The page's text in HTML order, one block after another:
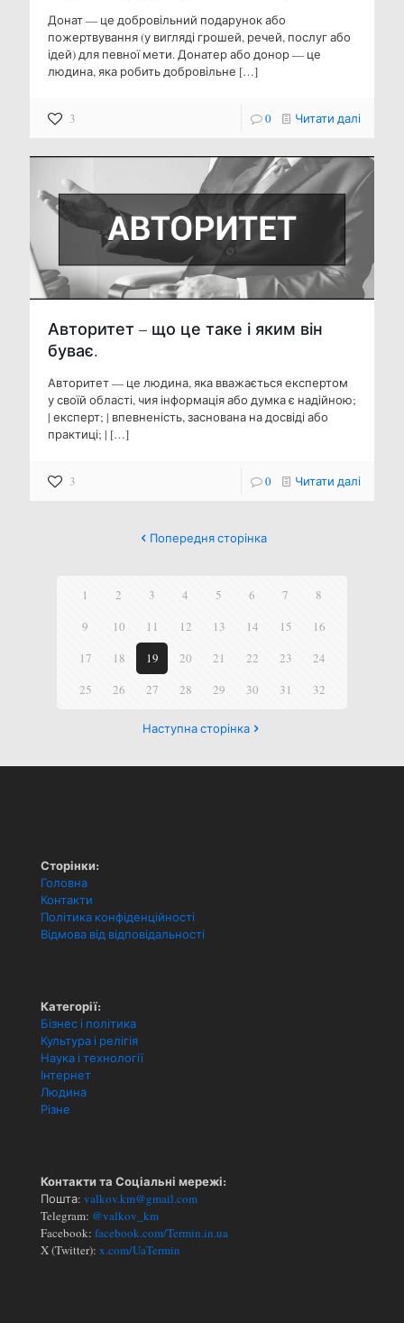
Донат — це добровільний подарунок або
пожертвування (у вигляді грошей, речей, послуг або
ідей) для певної мети. Донатер або донор — це
людина, яка робить добровільне […]
3 0 Читати далі
Авторитет – що це таке і яким він
буває.
Авторитет — це людина, яка вважається експертом
у своїй області, чия інформація або думка є надійною;
| експерт; | впевненість, заснована на досвіді або
практиці; | […]
3 0 Читати далі
Попередня сторінка
1 2 3 4 5 6 7
8
9
10 11 12 13 14 15
16
17
18 19 20 21 22 23
24
25
26 27 28 29 30 31 32
Наступна сторінка
Сторінки:
Головна
Контакти
Політика конфіденційності
Відмова від відповідальності
Категорії:
Бізнес і політика
Культура і релігія
Наука і технології
Інтернет
Людина
Різне
Контакти та Соціальні мережі:
Пошта: valkov.km@gmail.com
Telegram: @valkov_km
Facebook: facebook.com/Termin.in.ua
X (Twitter): x.com/UaTermin